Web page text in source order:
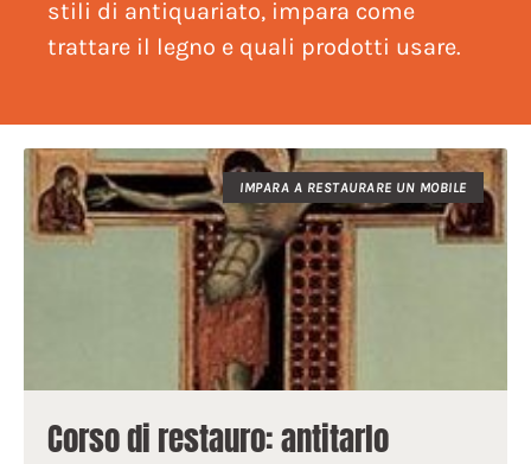
stili di antiquariato, impara come
trattare il legno e quali prodotti usare.
IMPARA A RESTAURARE UN MOBILE
Corso di restauro: antitarlo